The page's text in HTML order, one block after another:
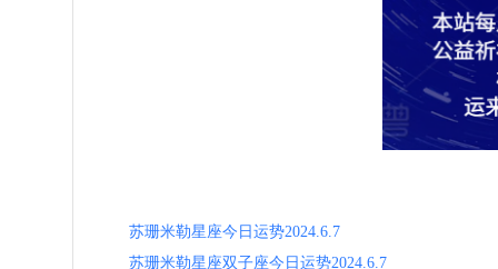
苏珊米勒星座今日运势2024.6.7
苏珊米勒星座双子座今日运势2024.6.7